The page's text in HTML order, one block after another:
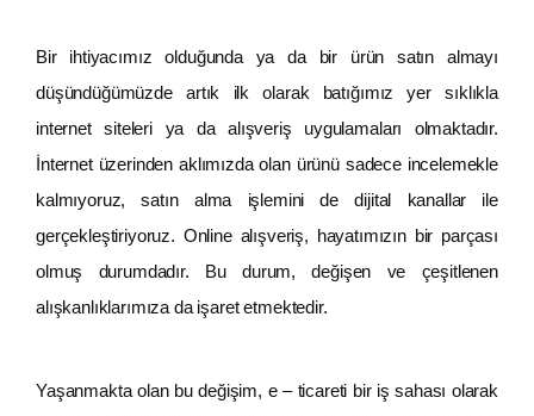
Bir ihtiyacımız olduğunda ya da bir ürün satın almayı
düşündüğümüzde artık ilk olarak batığımız yer sıklıkla
internet siteleri ya da alışveriş uygulamaları olmaktadır.
İnternet üzerinden aklımızda olan ürünü sadece incelemekle
kalmıyoruz, satın alma işlemini de dijital kanallar ile
gerçekleştiriyoruz. Online alışveriş, hayatımızın bir parçası
olmuş durumdadır. Bu durum, değişen ve çeşitlenen
alışkanlıklarımıza da işaret etmektedir.
Yaşanmakta olan bu değişim, e – ticareti bir iş sahası olarak